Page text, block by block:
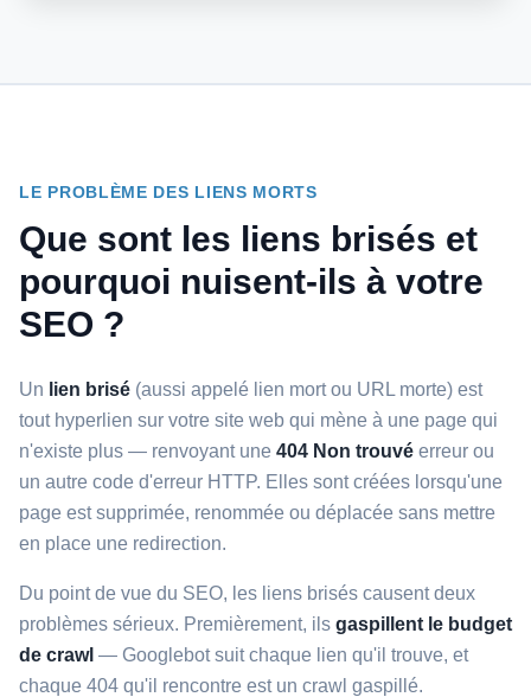
LE PROBLÈME DES LIENS MORTS
Que sont les liens brisés et
pourquoi nuisent-ils à votre
SEO ?
Un lien brisé (aussi appelé lien mort ou URL morte) est
tout hyperlien sur votre site web qui mène à une page qui
n'existe plus — renvoyant une 404 Non trouvé erreur ou
un autre code d'erreur HTTP. Elles sont créées lorsqu'une
page est supprimée, renommée ou déplacée sans mettre
en place une redirection.
Du point de vue du SEO, les liens brisés causent deux
problèmes sérieux. Premièrement, ils gaspillent le budget
de crawl — Googlebot suit chaque lien qu'il trouve, et
chaque 404 qu'il rencontre est un crawl gaspillé.